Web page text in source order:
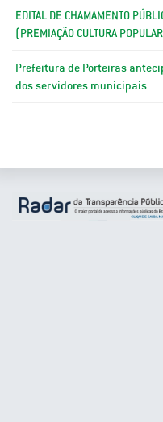
EDITAL DE CHAMAMENTO
(PREMIAÇÃO CULTURA
Prefeitura de Porteiras
dos servidores municipais